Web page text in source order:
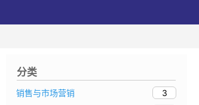
分类
销售与市场营销
3